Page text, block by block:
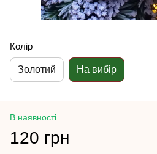
Колір
Золотий На вибір
В наявності
120 грн